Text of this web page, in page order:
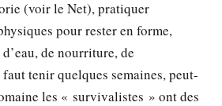
(voir le Net), pratiquer
pour rester en forme,
de nourriture, de
tenir quelques semaines, peut-
les « survivalistes » ont des